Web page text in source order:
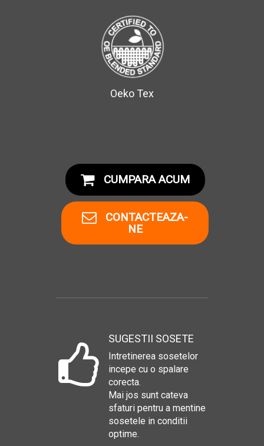
Oeko Tex
CUMPARA ACUM
CONTACTEAZA-
NE
SUGESTII SOSETE
Intretinerea sosetelor
incepe cu o spalare
corecta.
Mai jos sunt cateva
sfaturi pentru a mentine
sosetele in conditii
optime.